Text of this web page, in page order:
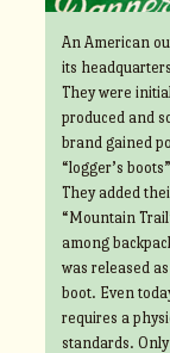
An American
its
They were
produced and
brand gained
“logger’s
They added
“Mountain
among
was released
boot. Even
requires a
standards.